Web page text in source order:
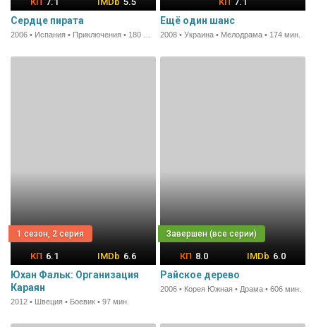
Сердце пирата Ещё один шанс
2008 • Украина • Мелодрама • 174 мин.
1 сезон, 2 серия
6.1 6.6
Юхан Фальк: Организация
Караян
2012 • Швеция • Боевик • 97 мин.
8.0 6.0
Райское дерево
2006 • Корея Южная • Драма • 606 мин.